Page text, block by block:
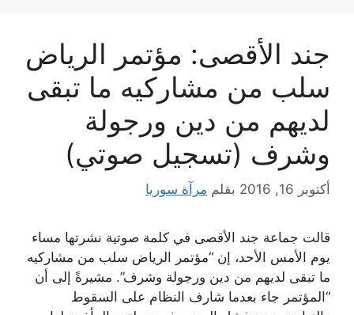
جند الأقصى: مؤتمر الرياض
سلب من مشاركيه ما تبقى
لديهم من دين ورجولة
وشرف (تسجيل صوتي)
أكتوبر 16, 2016 بقلم مرآة سوريا
قالت جماعة جند الأقصى في كلمة صوتية نشرتها مساء
يوم الأمس الأحد، إن “مؤتمر الرياض سلب من مشاركيه
ما تبقى لديهم من دين ورجولة وشرف”. مشيرةً إلى أن
“المؤتمر جاء بعدما شارف النظام على السقوط